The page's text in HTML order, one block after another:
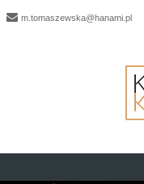
m.tomaszewska@hanami.pl